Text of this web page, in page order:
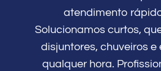
atendimento
Solucionamos curtos,
disjuntores, chuveiros
qualquer hora.